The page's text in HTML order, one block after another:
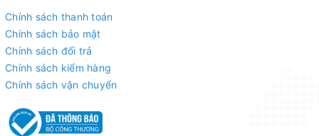
Chính sách thanh toán
Chính sách bảo mật
Chính sách đổi trả
Chính sách kiểm hàng
Chính sách vận chuyển